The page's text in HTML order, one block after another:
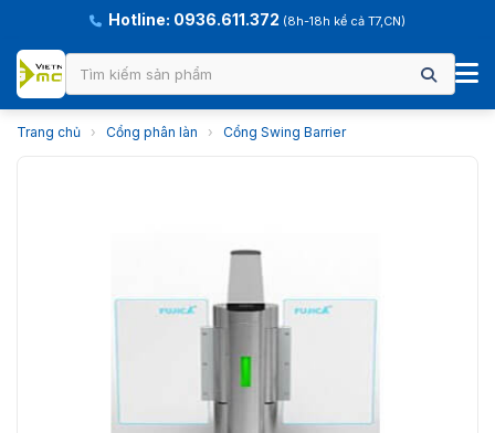
Hotline: 0936.611.372 (8h-18h kể cả T7,CN)
Trang chủ › Cổng phân làn › Cổng Swing Barrier